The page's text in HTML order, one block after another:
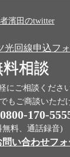
濱田のtwitter
光回線申込フ
料相談
にご相談ください
もご商談いただ
0800-170-
無料、通話録音)
い合わせフォ